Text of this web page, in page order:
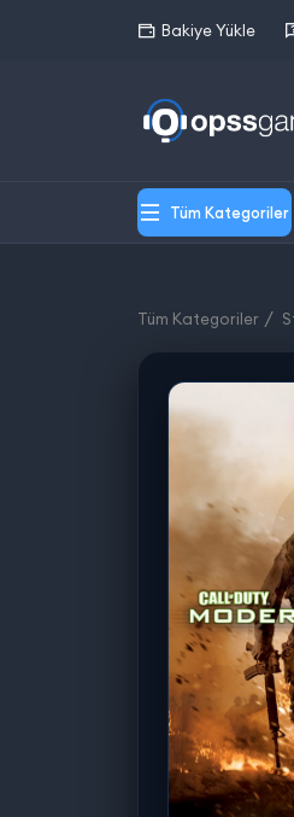
Bakiye Yükle
Tüm Kategoriler
Tüm Kategoriler